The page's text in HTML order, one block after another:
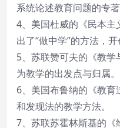
系统论述教育问题的专
4、美国杜威的《民本主
出了“做中学”的方法，开
5、苏联赞可夫的《教学
为教学的出发点与归属。
6、美国布鲁纳的《教育
和发现法的教学方法。
7、苏联苏霍林斯基的